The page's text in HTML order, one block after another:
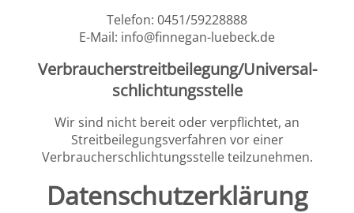
Telefon: 0451/59228888
E-Mail: info@finnegan-luebeck.de
Verbraucher­streit­beilegung/Universal­
schlichtungs­stelle
Wir sind nicht bereit oder verpflichtet, an
Streitbeilegungsverfahren vor einer
Verbraucherschlichtungsstelle teilzunehmen.
Datenschutz­erklärung